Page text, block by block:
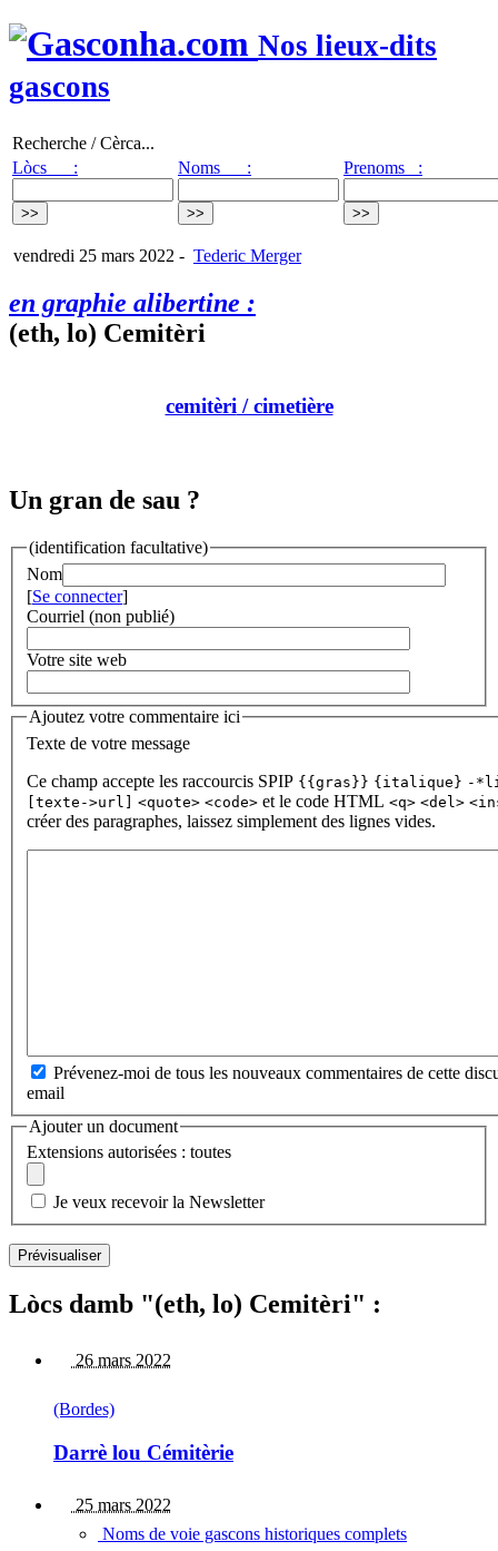
Nos lieux-dits
gascons
Recherche / Cèrca...
Lòcs :
Noms : Prenoms :
vendredi 25 mars 2022 - Tederic Merger
en graphie alibertine :
(eth, lo) Cemitèri
cemitèri/ cimetière
Un gran de sau ?
(identification facultative)
Nom
[Se connecter]
Courriel (non publié)
Votre site web
Ajoutez votre commentaire ici
Texte de votre message
Ce champ accepte les raccourcis SPIP {{gras}} {italique} -
[texte->url] <quote> <code> et le code HTML <q> <del>
créer des paragraphes, laissez simplement des lignes vides.
Prévenez-moi de tous les nouveaux commentaires de cette
email
Ajouter un document
Extensions autorisées : toutes
Je veux recevoir la Newsletter
Lòcs damb "(eth, lo) Cemitèri" :
26 mars 2022
(Bordes)
Darrè lou Cémitèrie
25 mars 2022
Noms de voie gascons historiques complets